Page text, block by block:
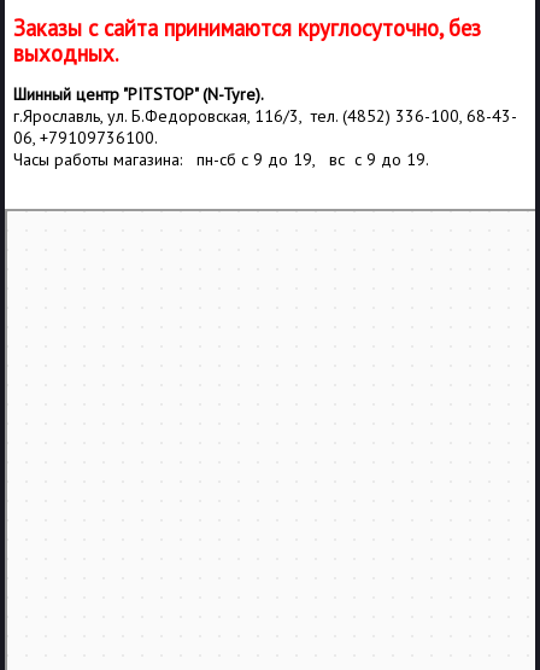
Заказы с сайта принимаются круглосуточно, без
выходных.
Шинный центр "PITSTOP" (N-Tyre).
г.Ярославль, ул. Б.Федоровская, 116/3, тел. (4852) 336-100, 68-43-
06, +79109736100.
Часы работы магазина: пн-сб с 9 до 19, вс с 9 до 19.